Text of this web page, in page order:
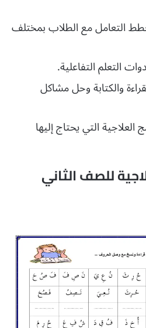
التعامل مع الطلاب بمختلف
التعلم التفاعلية.
والكتابة وحل مشاكل
العلاجية التي يحتاج إليها
للصف الثاني